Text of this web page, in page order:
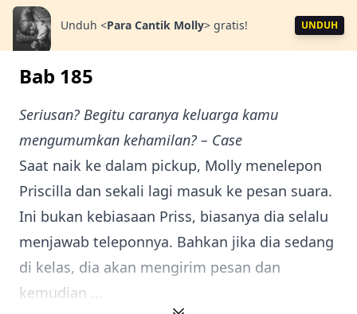
Unduh <Para Cantik Molly> gratis! UNDUH
Bab 185
Seriusan? Begitu caranya keluarga kamu
mengumumkan kehamilan? – Case
Saat naik ke dalam pickup, Molly menelepon
Priscilla dan sekali lagi masuk ke pesan suara.
Ini bukan kebiasaan Priss, biasanya dia selalu
menjawab teleponnya. Bahkan jika dia sedang
di kelas, dia akan mengirim pesan dan
kemudian ...